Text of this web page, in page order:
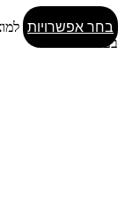
בחר אפשרויות
בעמוד המוצר